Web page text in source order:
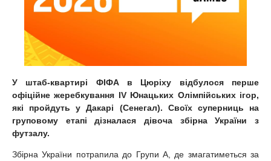
У штаб-квартирі ФІФА в Цюріху відбулося перше
офіційне жеребкування IV Юнацьких Олімпійських ігор,
які пройдуть у Дакарі (Сенегал). Своїх суперниць на
груповому етапі дізналася дівоча збірна України з
футзалу.
Збірна України потрапила до Групи А, де змагатиметься за